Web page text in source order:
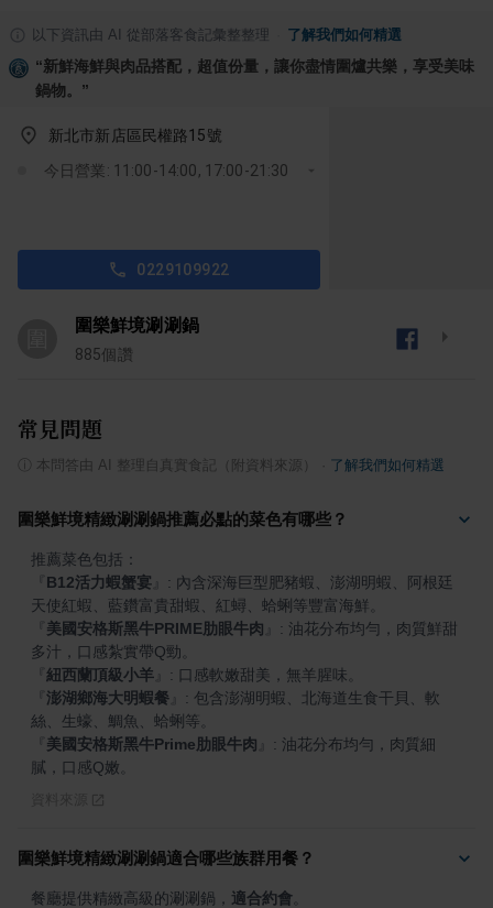
以下資訊由 AI 從部落客食記彙整整理 了解我們如何精選
“新鮮海鮮與肉品搭配，超值份量，讓你盡情圍爐共樂，享受美味
鍋物。 ”
新北市新店區民權路15號
今日營業: 11:00-14:00, 17:00-21:30
0229109922
圍樂鮮境涮涮鍋
885個讚
常見問題
本問答由 AI 整理自真實食記（附資料來源） 了解我們如何精選
圍樂鮮境精緻涮涮鍋推薦必點的菜色有哪些？
B12活力蝦蟹宴
: 內含深海巨型肥豬蝦、澎湖明蝦、阿根廷
美國安格斯黑牛PRIME肋眼牛肉
: 油花分布均勻，肉質鮮甜
紐西蘭頂級小羊
澎湖鄉海大明蝦餐
: 包含澎湖明蝦、北海道生食干貝、軟
美國安格斯黑牛Prime肋眼牛肉
: 油花分布均勻，肉質細
膩，口感Q嫩。
圍樂鮮境精緻涮涮鍋適合哪些族群用餐？
餐廳提供精緻高級的涮涮鍋， 適合約會